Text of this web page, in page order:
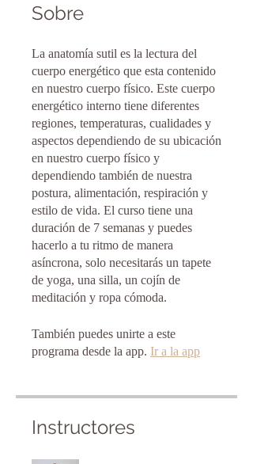
Sobre
La anatomía sutil es la lectura del
cuerpo energético que esta contenido
en nuestro cuerpo físico. Este cuerpo
energético interno tiene diferentes
regiones, temperaturas, cualidades y
aspectos dependiendo de su ubicación
en nuestro cuerpo físico y
dependiendo también de nuestra
postura, alimentación, respiración y
estilo de vida. El curso tiene una
duración de 7 semanas y puedes
hacerlo a tu ritmo de manera
asíncrona, solo necesitarás un tapete
de yoga, una silla, un cojín de
También puedes unirte a este
programa desde la app. Ir a la app
Instructores